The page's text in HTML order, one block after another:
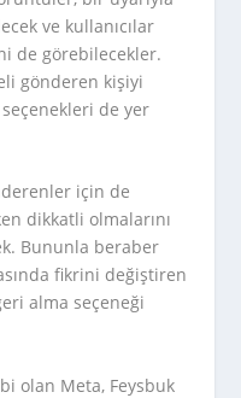
ve kullanıcılar
de görebilecekler.
gönderen kişiyi
de yer
için de
dikkatli olmalarını
Bununla beraber
fikrini değiştiren
alma seçeneği
olan Meta, Feysbuk